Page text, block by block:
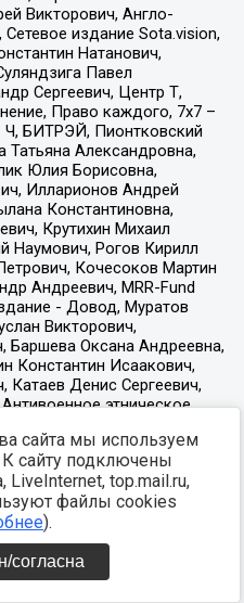
сайта мы используем
К сайту подключены
LiveInternet, top.mail.ru,
файлы cookies
).
согласна